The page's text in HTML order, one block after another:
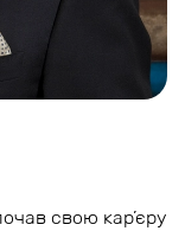
свою кар’єру